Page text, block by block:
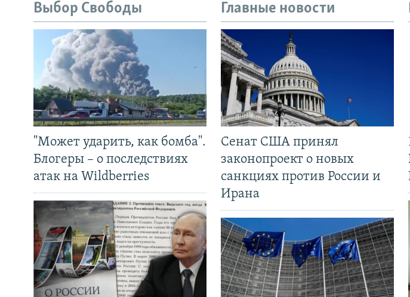
Выбор Свободы
"Может ударить, как бомба".
Блогеры – о последствиях
атак на Wildberries
Главные новости
Сенат США принял
законопроект о новых
санкциях против России и
Ирана